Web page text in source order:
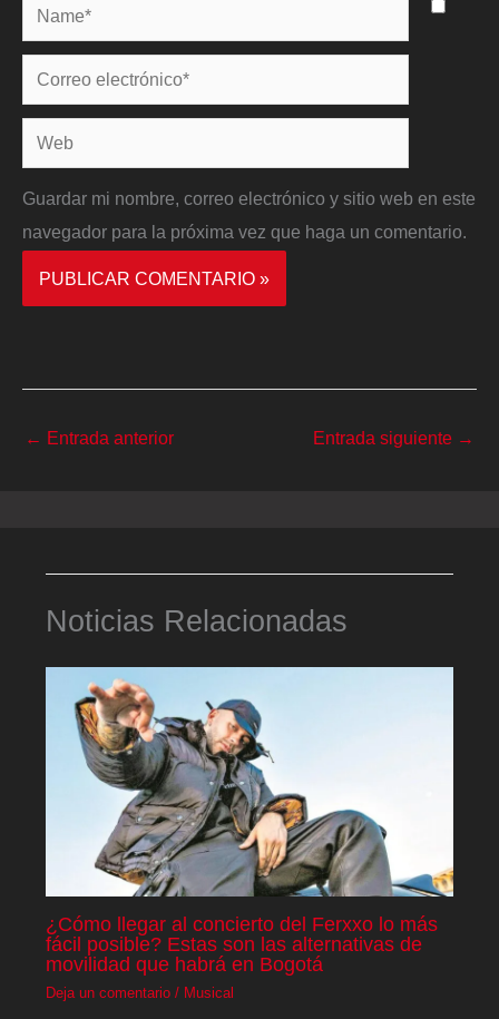
Name*
Correo
electrónico*
Web
Guardar mi nombre, correo electrónico y sitio web en este
navegador para la próxima vez que haga un comentario.
← Entrada anterior Entrada siguiente →
Noticias Relacionadas
¿Cómo llegar al concierto del Ferxxo lo más
fácil posible? Estas son las alternativas de
movilidad que habrá en Bogotá
Deja un comentario / Musical